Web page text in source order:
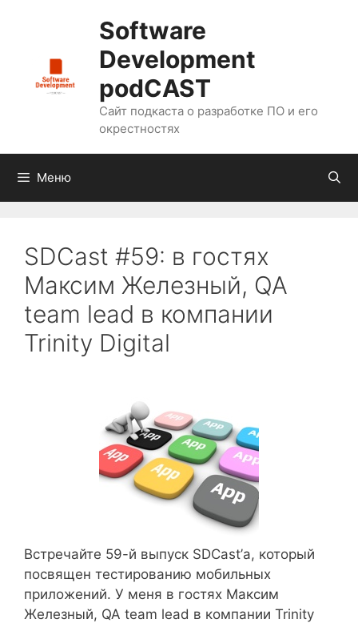
Software
Development
podCAST
Сайт подкаста о разработке ПО и его
окрестностях
Меню
SDCast #59: в гостях
Максим Железный, QA
team lead в компании
Trinity Digital
Встречайте 59-й выпуск SDCast’а, который
посвящен тестированию мобильных
приложений. У меня в гостях Максим
Железный, QA team lead в компании Trinity